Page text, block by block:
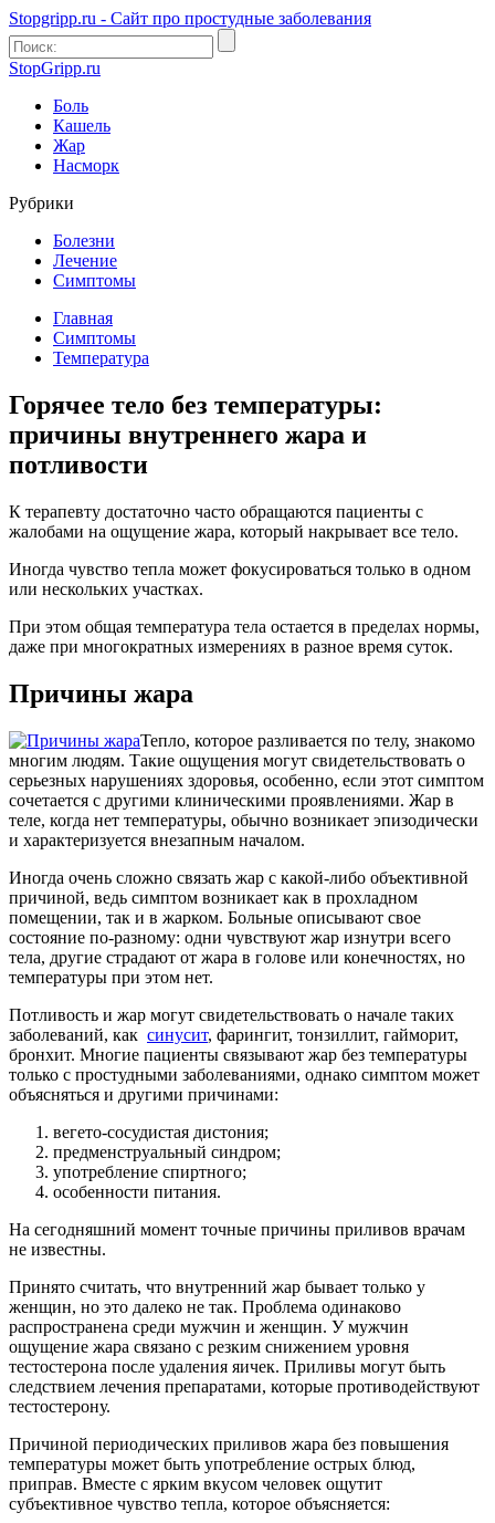
Stopgripp.ru - Cайт про простудные заболевания
StopGripp.ru
Боль
Кашель
Жар
Насморк
Рубрики
Болезни
Лечение
Симптомы
Главная
Симптомы
Температура
Горячее тело без температуры:
причины внутреннего жара и
потливости
К терапевту достаточно часто обращаются пациенты с
жалобами на ощущение жара, который накрывает все тело.
Иногда чувство тепла может фокусироваться только в одном
или нескольких участках.
При этом общая температура тела остается в пределах нормы,
даже при многократных измерениях в разное время суток.
Причины жара
Тепло, которое разливается по телу, знакомо
многим людям. Такие ощущения могут свидетельствовать о
серьезных нарушениях здоровья, особенно, если этот симптом
сочетается с другими клиническими проявлениями. Жар в
теле, когда нет температуры, обычно возникает эпизодически
и характеризуется внезапным началом.
Иногда очень сложно связать жар с какой-либо объективной
причиной, ведь симптом возникает как в прохладном
помещении, так и в жарком. Больные описывают свое
состояние по-разному: одни чувствуют жар изнутри всего
тела, другие страдают от жара в голове или конечностях, но
температуры при этом нет.
Потливость и жар могут свидетельствовать о начале таких
заболеваний, как синусит, фарингит, тонзиллит, гайморит,
бронхит. Многие пациенты связывают жар без температуры
только с простудными заболеваниями, однако симптом может
объясняться и другими причинами:
вегето-сосудистая дистония;
предменструальный синдром;
употребление спиртного;
особенности питания.
На сегодняшний момент точные причины приливов врачам
не известны.
Принято считать, что внутренний жар бывает только у
женщин, но это далеко не так. Проблема одинаково
распространена среди мужчин и женщин. У мужчин
ощущение жара связано с резким снижением уровня
тестостерона после удаления яичек. Приливы могут быть
следствием лечения препаратами, которые противодействуют
тестостерону.
Причиной периодических приливов жара без повышения
температуры может быть употребление острых блюд,
приправ. Вместе с ярким вкусом человек ощутит
субъективное чувство тепла, которое объясняется: